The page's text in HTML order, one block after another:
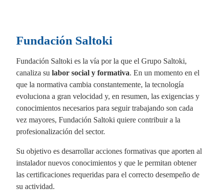
Fundación Saltoki
Fundación Saltoki es la vía por la que el Grupo Saltoki,
canaliza su labor social y formativa. En un momento en el
que la normativa cambia constantemente, la tecnología
evoluciona a gran velocidad y, en resumen, las exigencias y
conocimientos necesarios para seguir trabajando son cada
vez mayores, Fundación Saltoki quiere contribuir a la
profesionalización del sector.
Su objetivo es desarrollar acciones formativas que aporten al
instalador nuevos conocimientos y que le permitan obtener
las certificaciones requeridas para el correcto desempeño de
su actividad.